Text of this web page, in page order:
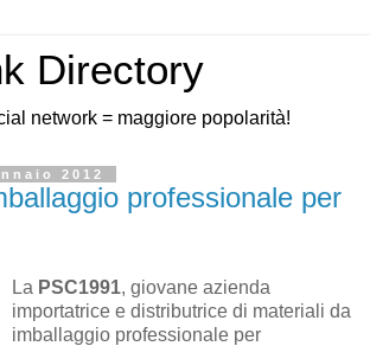
Directory
network = maggiore popolarità!
2012
professionale per
La PSC1991, giovane azienda
importatrice e distributrice di materiali da
imballaggio professionale per